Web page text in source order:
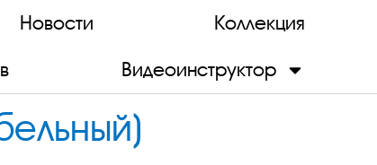
Новости Коллекция
Видеоинструктор